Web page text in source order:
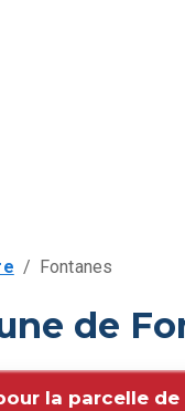
/ Fontanes
de
la parcelle de